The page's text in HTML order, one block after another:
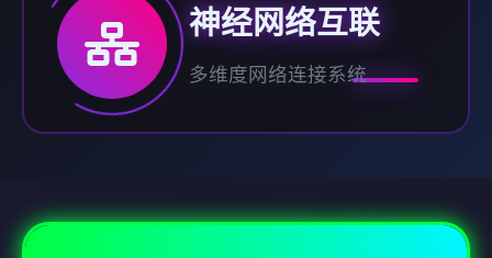
神经网络互联
多维度网络连接系统